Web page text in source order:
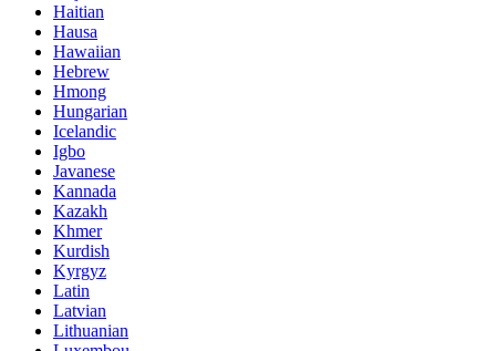
Haitian
Hausa
Hawaiian
Hebrew
Hmong
Hungarian
Icelandic
Igbo
Javanese
Kannada
Kazakh
Khmer
Kurdish
Kyrgyz
Latin
Latvian
Lithuanian